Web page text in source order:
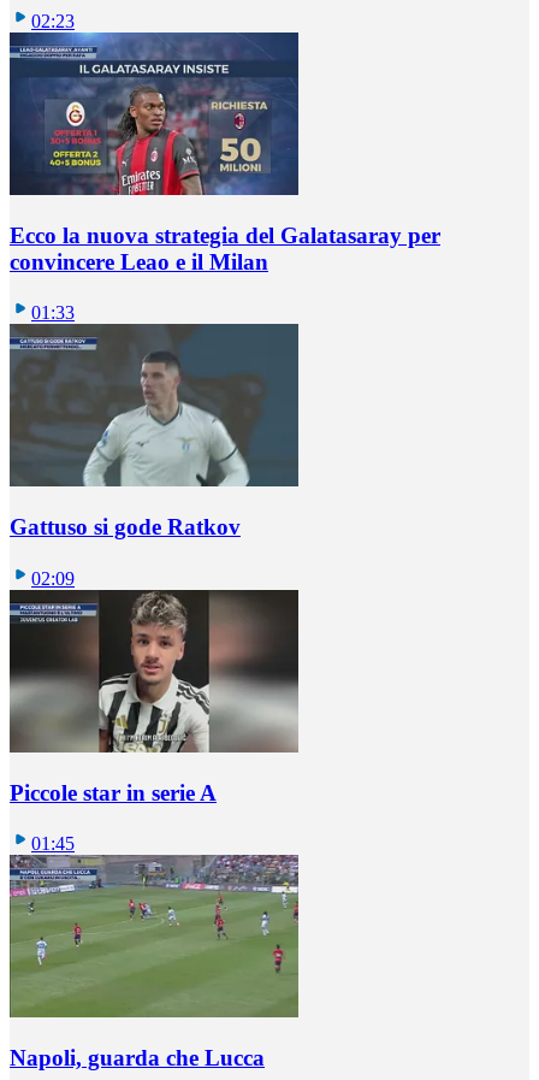
02:23
Ecco la nuova strategia del Galatasaray per
convincere Leao e il Milan
01:33
Gattuso si gode Ratkov
02:09
Piccole star in serie A
01:45
Napoli, guarda che Lucca